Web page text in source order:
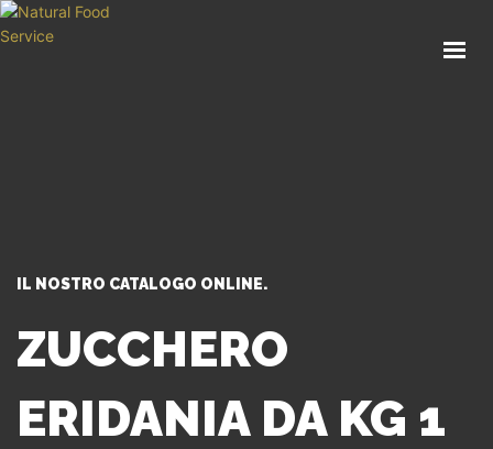
IL NOSTRO CATALOGO ONLINE.
ZUCCHERO
ERIDANIA DA KG 1